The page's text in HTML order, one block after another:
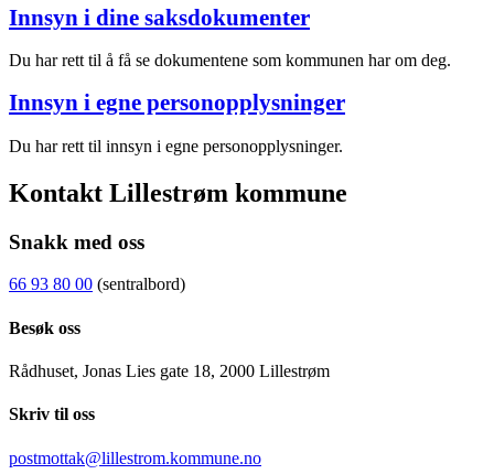
Innsyn i dine saksdokumenter
Du har rett til å få se dokumentene som kommunen har om deg.
Innsyn i egne personopplysninger
Du har rett til innsyn i egne personopplysninger.
Kontakt Lillestrøm kommune
Snakk med oss
66 93 80 00 (sentralbord)
Besøk oss
Rådhuset, Jonas Lies gate 18, 2000 Lillestrøm
Skriv til oss
postmottak@lillestrom.kommune.no